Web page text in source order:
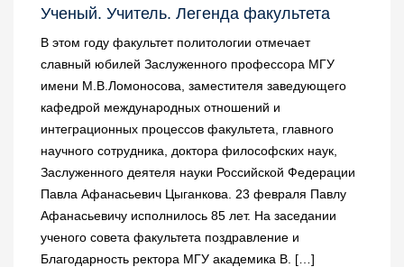
Ученый. Учитель. Легенда факультета
В этом году факультет политологии отмечает
славный юбилей Заслуженного профессора МГУ
имени М.В.Ломоносова, заместителя заведующего
кафедрой международных отношений и
интеграционных процессов факультета, главного
научного сотрудника, доктора философских наук,
Заслуженного деятеля науки Российской Федерации
Павла Афанасьевич Цыганкова. 23 февраля Павлу
Афанасьевичу исполнилось 85 лет. На заседании
ученого совета факультета поздравление и
Благодарность ректора МГУ академика В. […]